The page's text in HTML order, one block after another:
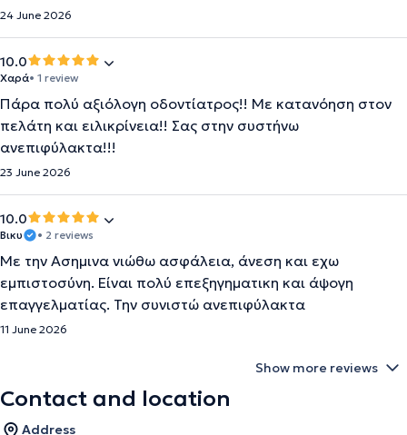
24 June 2026
10.0
Χαρά• 1 review
Πάρα πολύ αξιόλογη οδοντίατρος!! Με κατανόηση στον
πελάτη και ειλικρίνεια!! Σας στην συστήνω
ανεπιφύλακτα!!!
23 June 2026
10.0
Βικυ • 2 reviews
Με την Ασημινα νιώθω ασφάλεια, άνεση και εχω
εμπιστοσύνη. Είναι πολύ επεξηγηματικη και άψογη
επαγγελματίας. Την συνιστώ ανεπιφύλακτα
11 June 2026
Show more reviews
Contact and location
Address